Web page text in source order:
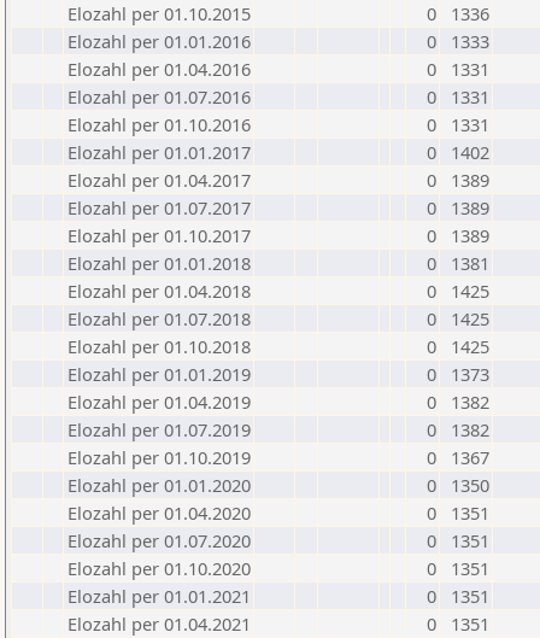
Elozahl per 01.10.2015
0
1336
Elozahl per 01.01.2016
0
1333
Elozahl per 01.04.2016
0
1331
Elozahl per 01.07.2016
0
1331
Elozahl per 01.10.2016
0
1331
Elozahl per 01.01.2017
0
1402
Elozahl per 01.04.2017
0
1389
Elozahl per 01.07.2017
0
1389
Elozahl per 01.10.2017
0
1389
Elozahl per 01.01.2018
0
1381
Elozahl per 01.04.2018
0
1425
Elozahl per 01.07.2018
0
1425
Elozahl per 01.10.2018
0
1425
Elozahl per 01.01.2019
0
1373
Elozahl per 01.04.2019
0
1382
Elozahl per 01.07.2019
0
1382
Elozahl per 01.10.2019
0
1367
Elozahl per 01.01.2020
0
1350
Elozahl per 01.04.2020
0
1351
Elozahl per 01.07.2020
0
1351
Elozahl per 01.10.2020
0
1351
Elozahl per 01.01.2021
0
1351
Elozahl per 01.04.2021
0
1351